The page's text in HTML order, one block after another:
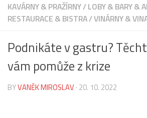
KAVÁRNY & PRAŽÍRNY/LOBY & BARY &
RESTAURACE & BISTRA/VINÁRNY &
Podnikáte v gastru?
vám pomůže z krize
BYVANĚK MIROSLAV · 20. 10. 2022